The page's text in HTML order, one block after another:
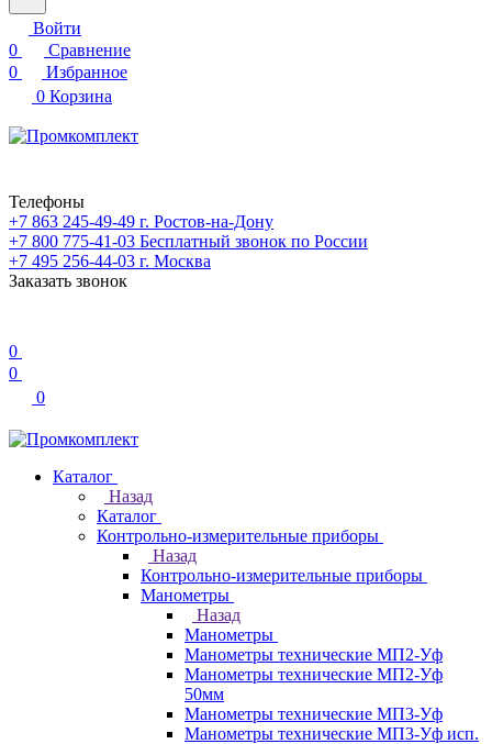
Войти
0
Сравнение
0
Избранное
0 Корзина
Телефоны
+7 863 245-49-49 г. Ростов-на-Дону
+7 800 775-41-03 Бесплатный звонок по России
+7 495 256-44-03 г. Москва
Заказать звонок
0
0
0
Каталог
Назад
Каталог
Контрольно-измерительные приборы
Назад
Контрольно-измерительные приборы
Манометры
Назад
Манометры
Манометры технические МП2-Уф
Манометры технические МП2-Уф
50мм
Манометры технические МП3-Уф
Манометры технические МП3-Уф исп.